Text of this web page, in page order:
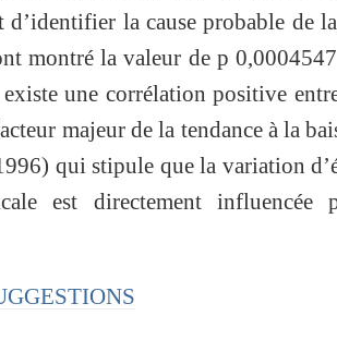
la cause probable de
montré la valeur de p
une corrélation positive
majeur de la tendance à la
qui stipule que la variation
est directement influencée